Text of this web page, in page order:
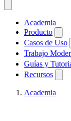
Academia
Producto
Casos de Uso
Trabajo
Guías y
Recursos
Academia